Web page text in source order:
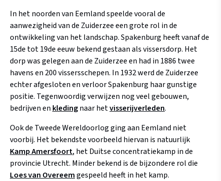
In het noorden van Eemland speelde vooral de
aanwezigheid van de Zuiderzee een grote rol in de
ontwikkeling van het landschap. Spakenburg heeft vanaf de
15de tot 19de eeuw bekend gestaan als vissersdorp. Het
dorp was gelegen aan de Zuiderzee en had in 1886 twee
havens en 200 vissersschepen. In 1932 werd de Zuiderzee
echter afgesloten en verloor Spakenburg haar gunstige
positie. Tegenwoordig verwijzen nog veel gebouwen,
bedrijven en kledingnaar hetvisserijverleden.
Ook de Tweede Wereldoorlog ging aan Eemland niet
voorbij. Het bekendste voorbeeld hiervan is natuurlijk
Kamp Amersfoort, het Duitse concentratiekamp in de
provincie Utrecht. Minder bekend is de bijzondere rol die
Loes van Overeemgespeeld heeft in het kamp.